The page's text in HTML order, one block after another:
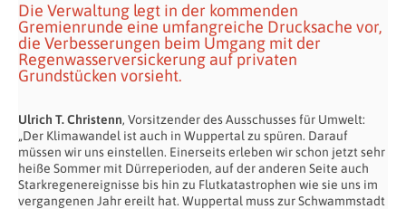
Die Verwaltung legt in der kommenden
Gremienrunde eine umfangreiche Drucksache vor,
die Verbesserungen beim Umgang mit der
Regenwasserversickerung auf privaten
Grundstücken vorsieht.
Ulrich T. Christenn, Vorsitzender des Ausschusses für Umwelt:
„Der Klimawandel ist auch in Wuppertal zu spüren. Darauf
müssen wir uns einstellen. Einerseits erleben wir schon jetzt sehr
heiße Sommer mit Dürreperioden, auf der anderen Seite auch
Starkregenereignisse bis hin zu Flutkatastrophen wie sie uns im
vergangenen Jahr ereilt hat. Wuppertal muss zur Schwammstadt